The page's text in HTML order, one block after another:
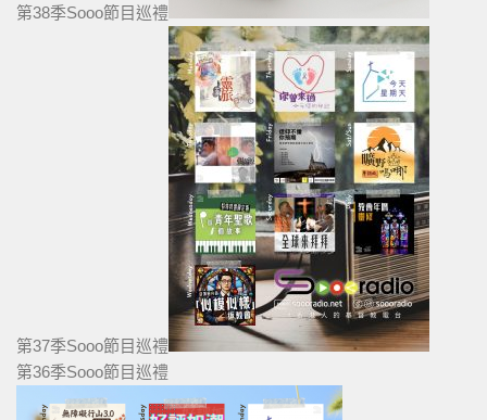
第38季Sooo節目巡禮
第37季Sooo節目巡禮
第36季Sooo節目巡禮